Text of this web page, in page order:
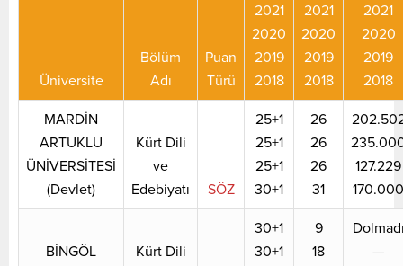
Üniversite
Bölüm
Adı
Puan
Türü
2021
2020
2019
2018
2021
2020
2019
2018
2021
2020
2019
2018
MARDİN
ARTUKLU
ÜNİVERSİTESİ
(Devlet)
Kürt Dili
ve
Edebiyatı
SÖZ
25+1
25+1
25+1
30+1
26
26
26
31
127.229
170.000
BİNGÖL
Kürt Dili
30+1
30+1
9
18
—